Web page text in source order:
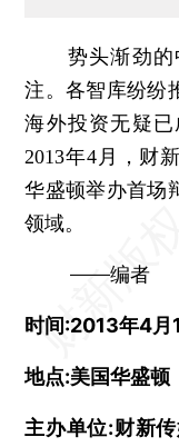
势头渐劲
注。各智库纷纷
海外投资无疑已
2013年4月，财
华盛顿举办首场
领域。
——编者
时间:2013年4月
地点:美国华盛顿
主办单位:财新